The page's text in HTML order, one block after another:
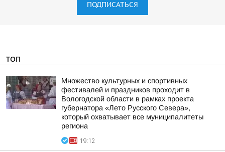
ПОДПИСАТЬСЯ
ТОП
Множество культурных и спортивных
фестивалей и праздников проходит в
Вологодской области в рамках проекта
губернатора «Лето Русского Севера»,
который охватывает все муниципалитеты
региона
19:12